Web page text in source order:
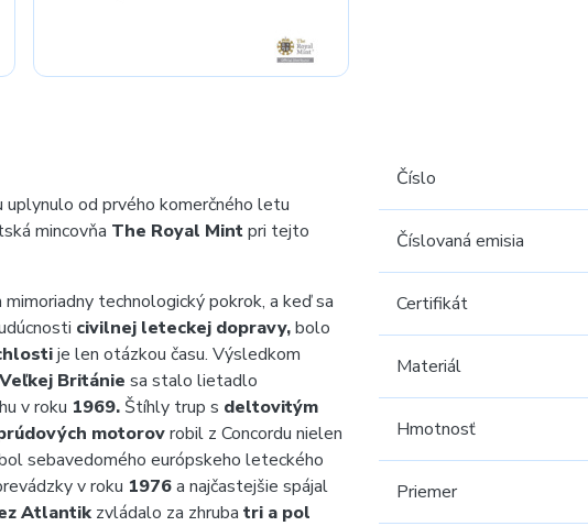
uplynulo od prvého komerčného letu
mincovňa The Royal Mintpri tejto
technologický pokrok, a keď sa
civilnej leteckej dopravy,bolo
je len otázkou času. Výsledkom
Británie sa stalo lietadlo
v roku 1969. Štíhly trup s deltovitým
motorovrobil z Concordu nielen
sebavedomého európskeho leteckého
v roku 1976a najčastejšie spájal
Atlantik zvládalo za zhruba tri a pol
Číslo
Číslovaná emisia
Certifikát
Materiál
Hmotnosť
Priemer